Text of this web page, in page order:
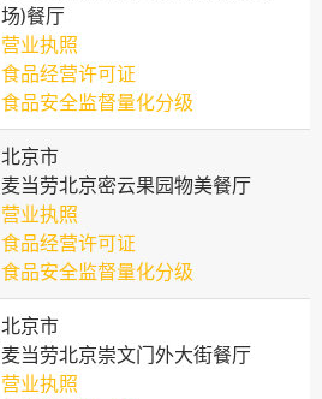
场)餐厅
营业执照
食品经营许可证
食品安全监督量化分级
北京市
麦当劳北京密云果园物美餐厅
营业执照
食品经营许可证
食品安全监督量化分级
北京市
麦当劳北京崇文门外大街餐厅
营业执照